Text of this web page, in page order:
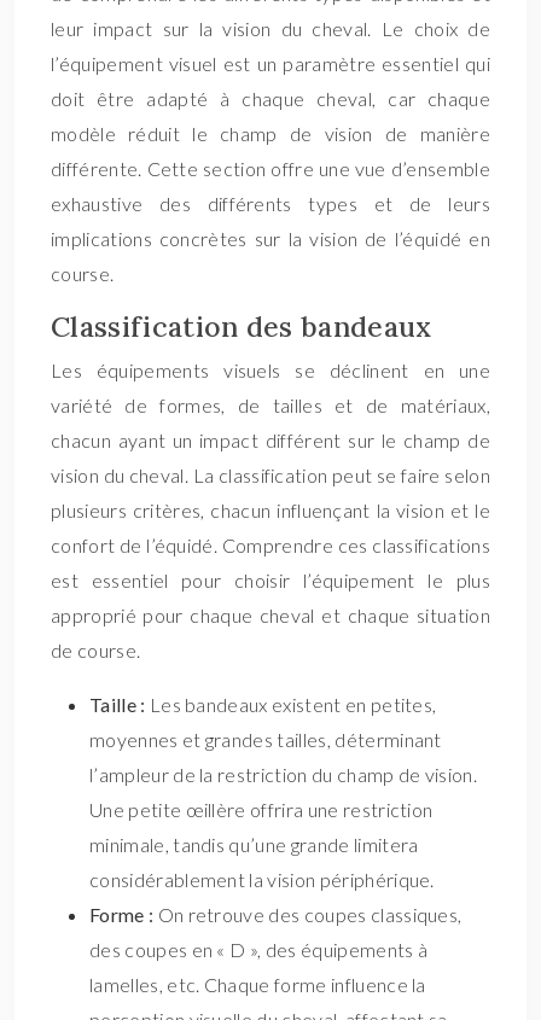
leur impact sur la vision du cheval. Le choix de
l’équipement visuel est un paramètre essentiel qui
doit être adapté à chaque cheval, car chaque
modèle réduit le champ de vision de manière
différente. Cette section offre une vue d’ensemble
exhaustive des différents types et de leurs
implications concrètes sur la vision de l’équidé en
course.
Classification des bandeaux
Les équipements visuels se déclinent en une
variété de formes, de tailles et de matériaux,
chacun ayant un impact différent sur le champ de
vision du cheval. La classification peut se faire selon
plusieurs critères, chacun influençant la vision et le
confort de l’équidé. Comprendre ces classifications
est essentiel pour choisir l’équipement le plus
approprié pour chaque cheval et chaque situation
de course.
Taille : Les bandeaux existent en petites,
moyennes et grandes tailles, déterminant
l’ampleur de la restriction du champ de vision.
Une petite œillère offrira une restriction
minimale, tandis qu’une grande limitera
considérablement la vision périphérique.
Forme : On retrouve des coupes classiques,
des coupes en « D », des équipements à
lamelles, etc. Chaque forme influence la